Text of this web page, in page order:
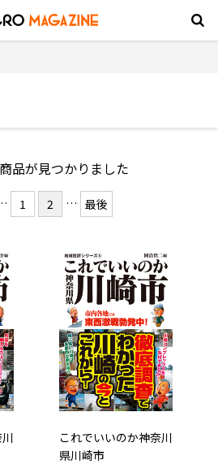
品が見つかりました
1 2 … 最後
これでいいのか神奈川
県川崎市